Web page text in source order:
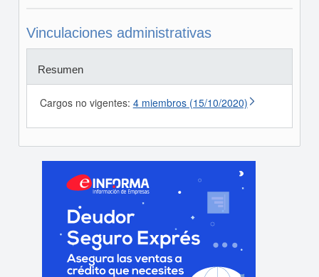
Vinculaciones administrativas
Resumen
Cargos no vigentes: 4 miembros (15/10/2020)